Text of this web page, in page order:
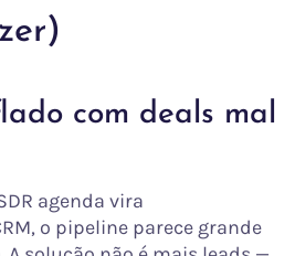
com deals mal
agenda vira
o pipeline parece grande